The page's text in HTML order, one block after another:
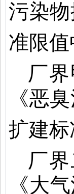
污染
准限值
厂
《恶
扩建标
厂
《大